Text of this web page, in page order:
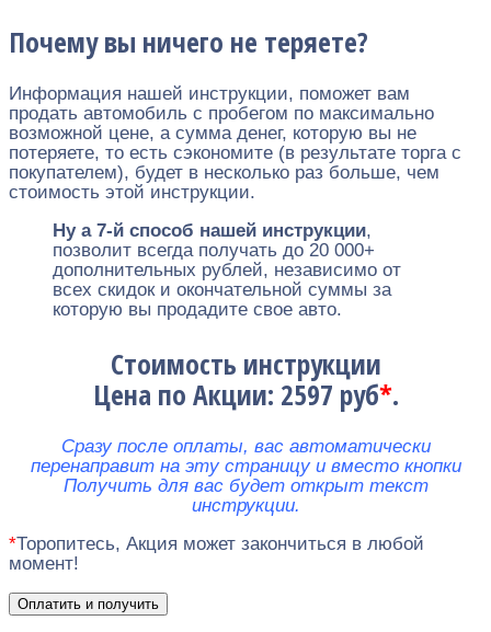
Почему вы ничего не теряете?
Информация нашей инструкции, поможет вам
продать автомобиль с пробегом по максимально
возможной цене, а сумма денег, которую вы не
потеряете, то есть сэкономите (в результате торга с
покупателем), будет в несколько раз больше, чем
стоимость этой инструкции.
Ну а 7-й способ нашей инструкции,
позволит всегда получать до 20 000+
дополнительных рублей, независимо от
всех скидок и окончательной суммы за
которую вы продадите свое авто.
Стоимость инструкции
Цена по Акции: 2597 руб*.
Сразу после оплаты, вас автоматически
перенаправит на эту страницу и вместо кнопки
Получить для вас будет открыт текст
инструкции.
*Торопитесь, Акция может закончиться в любой
момент!
Оплатить и получить